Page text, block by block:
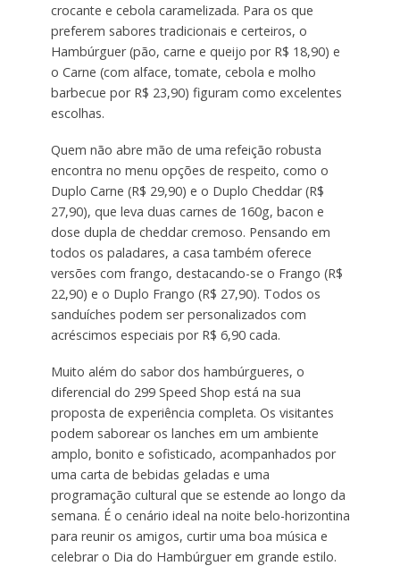
crocante e cebola caramelizada. Para os que
preferem sabores tradicionais e certeiros, o
Hambúrguer (pão, carne e queijo por R$ 18,90) e
o Carne (com alface, tomate, cebola e molho
barbecue por R$ 23,90) figuram como excelentes
escolhas.
Quem não abre mão de uma refeição robusta
encontra no menu opções de respeito, como o
Duplo Carne (R$ 29,90) e o Duplo Cheddar (R$
27,90), que leva duas carnes de 160g, bacon e
dose dupla de cheddar cremoso. Pensando em
todos os paladares, a casa também oferece
versões com frango, destacando-se o Frango (R$
22,90) e o Duplo Frango (R$ 27,90). Todos os
sanduíches podem ser personalizados com
acréscimos especiais por R$ 6,90 cada.
Muito além do sabor dos hambúrgueres, o
diferencial do 299 Speed Shop está na sua
proposta de experiência completa. Os visitantes
podem saborear os lanches em um ambiente
amplo, bonito e sofisticado, acompanhados por
uma carta de bebidas geladas e uma
programação cultural que se estende ao longo da
semana. É o cenário ideal na noite belo-horizontina
para reunir os amigos, curtir uma boa música e
celebrar o Dia do Hambúrguer em grande estilo.